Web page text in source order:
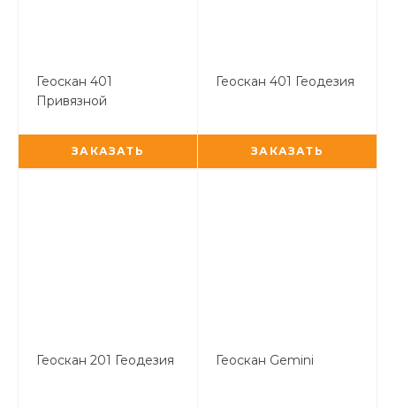
Геоскан 401
Привязной
ЗАКАЗАТЬ
Геоскан 401 Геодезия
ЗАКАЗАТЬ
Геоскан 201 Геодезия Геоскан Gemini